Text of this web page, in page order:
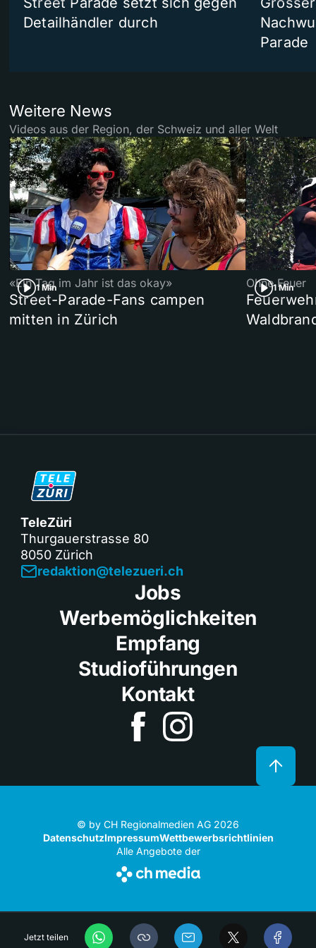
Jetzt teilen
Detailhändler durch
Parade
Weitere News
Videos aus der Region, der Schweiz und aller Welt
1 Min
«Ein Tag im Jahr ist das okay»
Street-Parade-Fans campen
mitten in Zürich
1 Min
Ohne Feuer
TeleZüri
Thurgauerstrasse 80
8050 Zürich
redaktion@telezueri.ch
Jobs
Werbemöglichkeiten
Empfang
Studioführungen
Kontakt
© by CH Regionalmedien AG 2026
DatenschutzImpressumWettbewerbsrichtlinien
Alle Angebote der